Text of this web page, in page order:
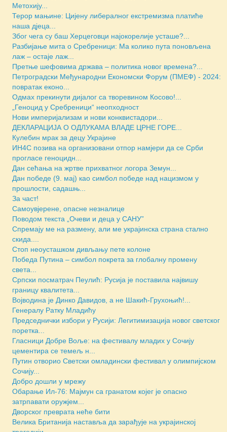
Метохију...
Терор мањине: Цијену либералног екстремизма платиће
наша дјеца...
Због чега су баш Херцеговци најокорелије усташе?...
Разбијање мита о Сребреници: Ма колико пута поновљена
лаж – остаје лаж...
Претње шефовима држава – политика новог времена?...
Петроградски Међународни Економски Форум (ПМЕФ) - 2024:
повратак еконо...
Одмах прекинути дијалог са творевином Косово!...
„Геноцид у Сребреници“ неопходност
Нови империјализам и нови конквистадори...
ДЕКЛАРАЦИЈА О ОДЛУКАМА ВЛАДЕ ЦРНЕ ГОРЕ...
Кулебин мрак за децу Украјине
ИН4С позива на организовани отпор намјери да се Срби
прогласе геноцидн...
Дан сећања на жртве прихватног логора Земун...
Дан победе (9. мај) као симбол победе над нацизмом у
прошлости, садашњ...
За част!
Самоувјерене, опасне незналице
Поводом текста „Очеви и деца у САНУ”
Спремају ме на размену, али ме украјинска страна стално
скида....
Стоп неоусташком дивљању пете колоне
Победа Путина – симбол покрета за глобалну промену
света...
Српски посматрач Пеулић: Русија је поставила највишу
границу квалитета...
Војводина је Динко Давидов, а не Шакић-Грухоњић!...
Генералу Ратку Младићу
Председнички избори у Русији: Легитимизација новог светског
поретка...
Гласници Добре Воље: на фестивалу младих у Сочију
цементира се темељ н...
Путин отворио Светски омладински фестивал у олимпијском
Сочију...
Добро дошли у мрежу
Обарање Ил-76: Мајмун са гранатом којег је опасно
затрпавати оружјем...
Дворског преврата неће бити
Велика Британија наставља да зарађује на украјинској